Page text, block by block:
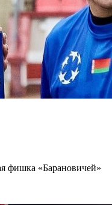
фишка «Барановичей»